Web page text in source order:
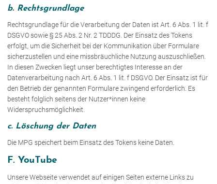
b. Rechtsgrundlage
Rechtsgrundlage für die Verarbeitung der Daten ist Art. 6 Abs. 1 lit. f
DSGVO sowie § 25 Abs. 2 Nr. 2 TDDDG. Der Einsatz des Tokens
erfolgt, um die Sicherheit bei der Kommunikation über Formulare
sicherzustellen und eine missbräuchliche Nutzung auszuschließen.
In diesen Zwecken liegt unser berechtigtes Interesse an der
Datenverarbeitung nach Art. 6 Abs. 1 lit. f DSGVO. Der Einsatz ist für
den Betrieb der genannten Formulare zwingend erforderlich. Es
besteht folglich seitens der Nutzer*innen keine
Widerspruchsmöglichkeit.
c. Löschung der Daten
Die MPG speichert beim Einsatz des Tokens keine Daten.
F. YouTube
Unsere Webseite verwendet auf einigen Seiten externe Links zu